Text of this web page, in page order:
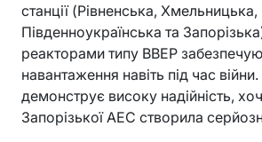
станції (Рівненська, Хмельницька,
Південноукраїнська та
реакторами типу ВВЕР
навантаження навіть під час
демонструє високу надійність,
Запорізької АЕС створила